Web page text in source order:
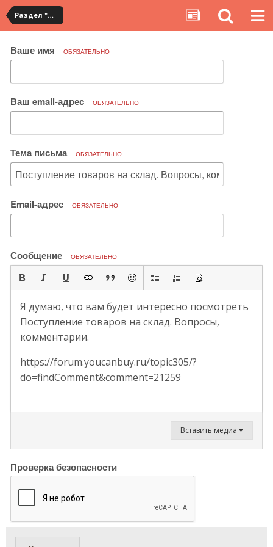
Раздел "Мои покупки" на сервисе YouCanBuy
Ваше имя ОБЯЗАТЕЛЬНО
Ваш email-адрес ОБЯЗАТЕЛЬНО
Тема письма ОБЯЗАТЕЛЬНО
Email-адрес ОБЯЗАТЕЛЬНО
Сообщение ОБЯЗАТЕЛЬНО
Я думаю, что вам будет интересно посмотреть
Поступление товаров на склад. Вопросы,
комментарии.
https://forum.youcanbuy.ru/topic305/?
do=findComment&comment=21259
Вставить медиа
Проверка безопасности